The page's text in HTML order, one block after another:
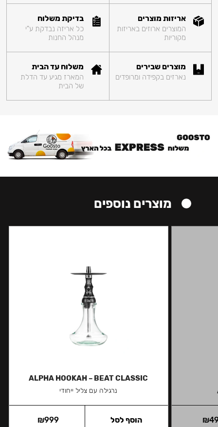
אריזות מוצרים
המוצרים ארוזים באריזות
מקוריות
בדיקת משלוח
כל אריזה נבדקת ע"י
מנהל החנות
מוצרים שבירים
נארזים בקפידה ומרופדים
משלוח עד הבית
המארז מגיע עד הדלת
של הבית
מוצרים נוספים
₪
ALPHA HOOKAH – BEAT CLASSIC
נרגילה עם צליל ייחודי
₪999 הוסף לסל